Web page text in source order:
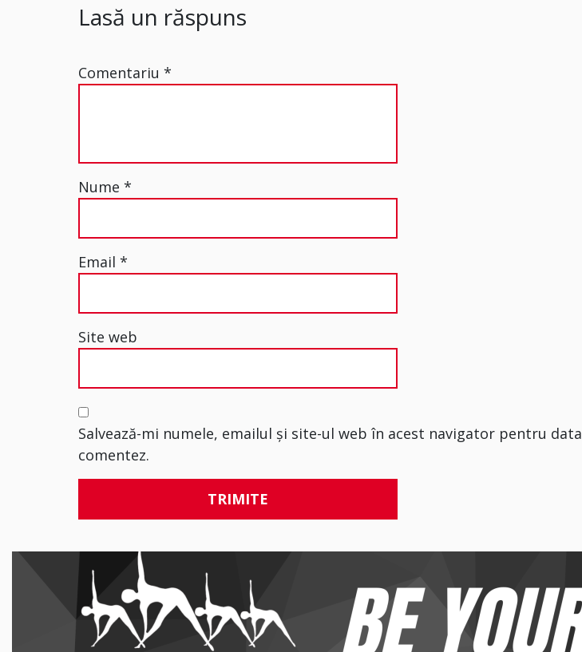
Lasă un răspuns
Comentariu*
Nume*
Email*
Site web
Salvează-mi numele, emailul și site-ul web în acest navigator pentru
comentez.